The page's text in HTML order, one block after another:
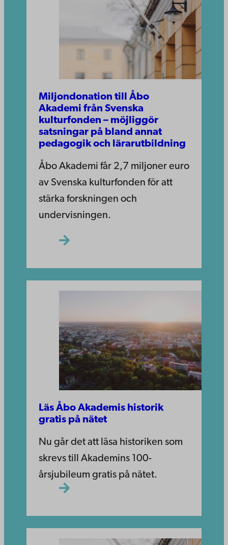
Miljondonation till Åbo
Akademi från Svenska
kulturfonden – möjliggör
satsningar på bland annat
pedagogik och lärarutbildning
Åbo Akademi får 2,7 miljoner euro
av Svenska kulturfonden för att
stärka forskningen och
undervisningen.
Läs Åbo Akademis historik
gratis på nätet
Nu går det att läsa historiken som
skrevs till Akademins 100-
årsjubileum gratis på nätet.